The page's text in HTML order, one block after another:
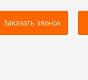
Заказать звонок